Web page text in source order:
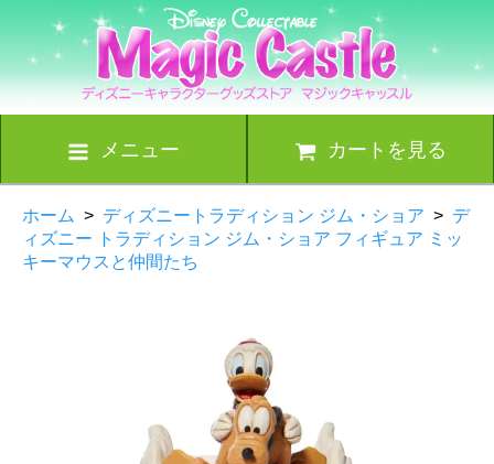
メニュー カートを見る
ホーム > ディズニートラディション ジム・ショア > デ
ィズニー トラディション ジム・ショア フィギュア ミッ
キーマウスと仲間たち